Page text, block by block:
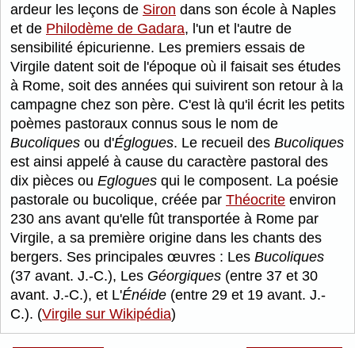
ardeur les leçons de Siron dans son école à Naples
et de Philodème de Gadara, l'un et l'autre de
sensibilité épicurienne. Les premiers essais de
Virgile datent soit de l'époque où il faisait ses études
à Rome, soit des années qui suivirent son retour à la
campagne chez son père. C'est là qu'il écrit les petits
poèmes pastoraux connus sous le nom de
Bucoliques ou d'Églogues. Le recueil des Bucoliques
est ainsi appelé à cause du caractère pastoral des
dix pièces ou Eglogues qui le composent. La poésie
pastorale ou bucolique, créée par Théocrite environ
230 ans avant qu'elle fût transportée à Rome par
Virgile, a sa première origine dans les chants des
bergers. Ses principales œuvres : Les Bucoliques
(37 avant. J.-C.), Les Géorgiques (entre 37 et 30
avant. J.-C.), et L'Énéide (entre 29 et 19 avant. J.-
C.). (Virgile sur Wikipédia)